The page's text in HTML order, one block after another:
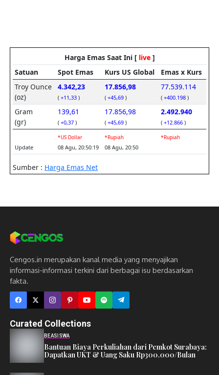
Cengos.in merupakan kanal media yang menyajikan
informasi-informasi terkini dari berbagai isu berdasarkan
fakta.
Curated Collections
BEASISWA
Bantuan Biaya Perkuliahan dari Pemkot Surabaya:
Dapatkan UKT & Uang Saku Rp300.000/Bulan